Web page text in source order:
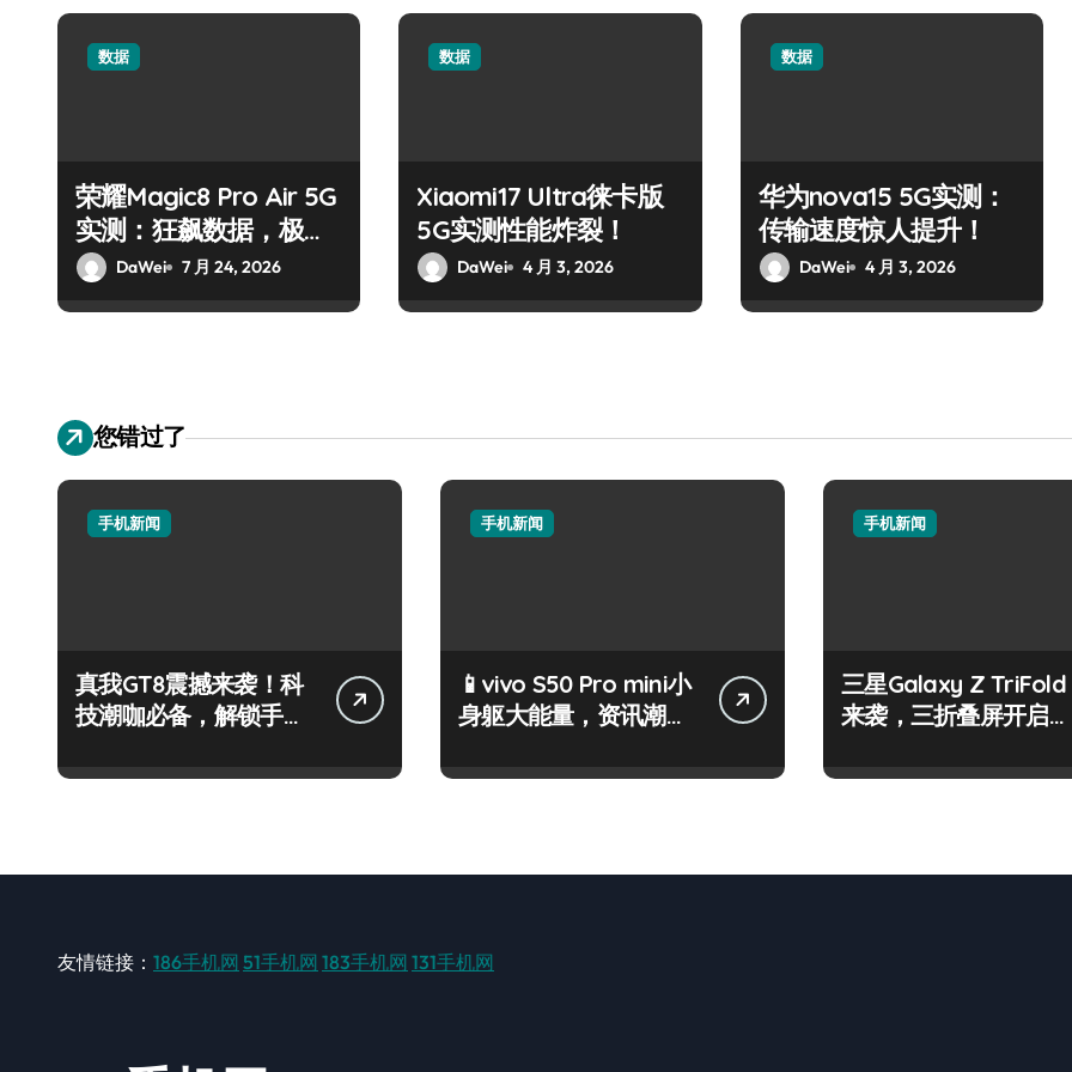
数据
荣耀Magic8 Pro Air 5G
实测：狂飙数据，极速
绽放DaWei 7 月 24, 2026
数据
Xiaomi17 Ultra徕卡版
5G实测性能炸裂！
DaWei 4 月 3, 2026
数据
华为nova15 5G实测：
传输速度惊人提升！
DaWei 4 月 3, 2026
您错过了
手机新闻
真我GT8震撼来袭！科
技潮咖必备，解锁手机
手机新闻
📱vivo S50 Pro mini小
身躯大能量，资讯潮流
手机新闻
三星Galaxy Z TriFold
来袭，三折叠屏开启手
友情链接： 186手机网 51手机网 183手机网 131手机网